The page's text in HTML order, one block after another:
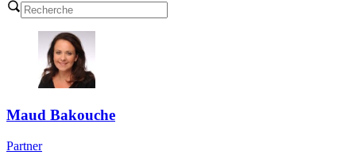
Maud Bakouche
Partner